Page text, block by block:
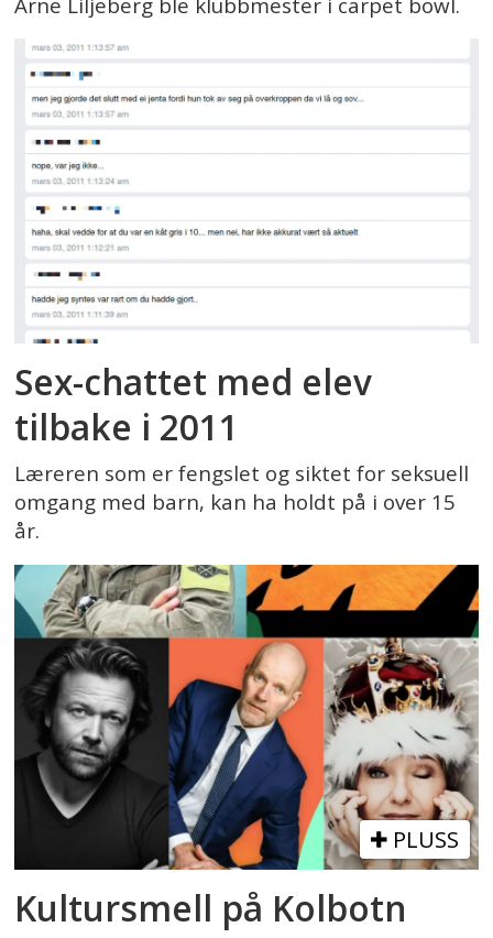
Sex-chattet med elev
tilbake i 2011
Læreren som er fengslet og siktet for seksuell
omgang med barn, kan ha holdt på i over 15
år.
PLUSS
Kultursmell på Kolbotn